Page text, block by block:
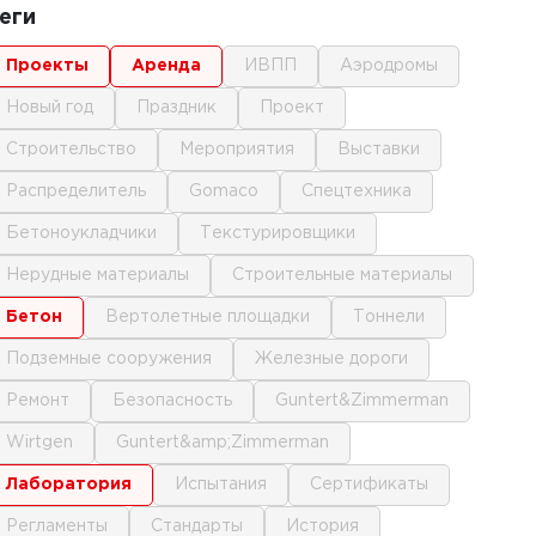
проекты аренда ИВПП аэродромы
новый год праздник проект
строительство мероприятия выставки
распределитель gomaco спецтехника
бетоноукладчики текстурировщики
нерудные материалы строительные материалы
бетон вертолетные площадки тоннели
подземные сооружения железные дороги
ремонт безопасность Guntert&Zimmerman
Wirtgen Guntert&amp;Zimmerman
лаборатория испытания сертификаты
регламенты стандарты история